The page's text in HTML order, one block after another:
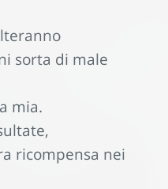
sorta di male
mia.
ricompensa nei